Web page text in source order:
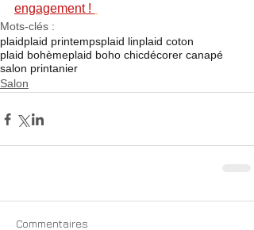
engagement !
Mots-clés :
plaidplaid printempsplaid linplaid coton
plaid bohèmeplaid boho chicdécorer canapé
salon printanier
Salon
Commentaires